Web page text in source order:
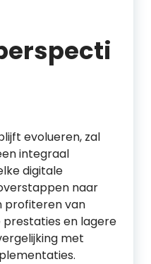
evolueren, zal
integraal
digitale
naar
profiteren van
en lagere
met